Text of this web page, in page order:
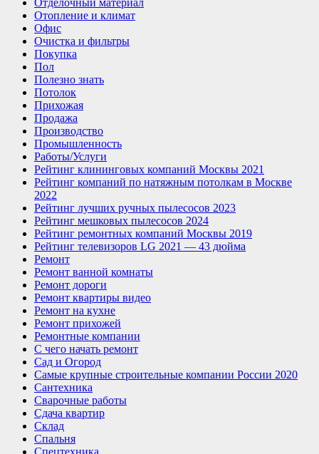
Отделочный материал
Отопление и климат
Офис
Очистка и фильтры
Покупка
Пол
Полезно знать
Потолок
Прихожая
Продажа
Производство
Промышленность
Работы/Услуги
Рейтинг клининговых компаний Москвы 2021
Рейтинг компаний по натяжным потолкам в Москве
2022
Рейтинг лучших ручных пылесосов 2023
Рейтинг мешковых пылесосов 2024
Рейтинг ремонтных компаний Москвы 2019
Рейтинг телевизоров LG 2021 — 43 дюйма
Ремонт
Ремонт ванной комнаты
Ремонт дороги
Ремонт квартиры видео
Ремонт на кухне
Ремонт прихожей
Ремонтные компании
С чего начать ремонт
Сад и Огород
Самые крупные строительные компании России 2020
Сантехника
Сварочные работы
Сдача квартир
Склад
Спальня